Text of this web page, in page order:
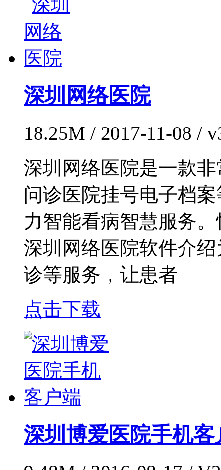
深圳网络医院
18.25M / 2017-11-08 /
深圳网络医院是一款
问诊医院挂号电子档
力智能看病智慧服务
深圳网络医院软件介
诊等服务，让患者
点击下载
深圳博爱医院手机客